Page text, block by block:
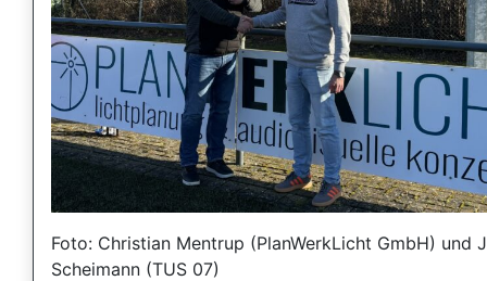
Foto: Christian Mentrup (PlanWerkLicht GmbH) und
Scheimann (TUS 07)